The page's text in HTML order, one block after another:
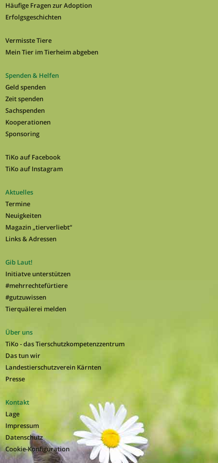
Häufige Fragen zur Adoption
Erfolgsgeschichten
Vermisste Tiere
Mein Tier im Tierheim abgeben
Spenden & Helfen
Geld spenden
Zeit spenden
Sachspenden
Kooperationen
Sponsoring
TiKo auf Facebook
TiKo auf Instagram
Aktuelles
Termine
Neuigkeiten
Magazin „tierverliebt“
Links & Adressen
Gib Laut!
Initiatve unterstützen
#mehrrechtefürtiere
#gutzuwissen
Tierquälerei melden
Über uns
TiKo - das Tierschutzkompetenzzentrum
Das tun wir
Landestierschutzverein Kärnten
Presse
Kontakt
Lage
Impressum
Datenschutz
Cookie-Konfiguration